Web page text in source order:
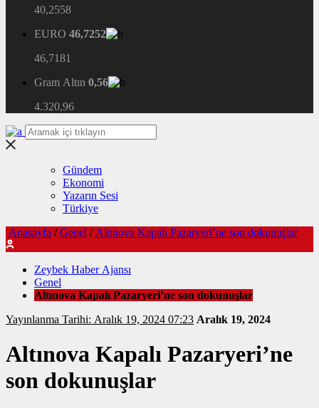
40,2558
EURO 46,7252
46,7181
Gram Altın 0,56
4.320,96
Gündem
Ekonomi
Yazarın Sesi
Türkiye
Anasayfa / Genel / Altınova Kapalı Pazaryeri’ne son dokunuşlar
Zeybek Haber Ajansı
Genel
Altınova Kapalı Pazaryeri’ne son dokunuşlar
Yayınlanma Tarihi: Aralık 19, 2024 07:23 Aralık 19, 2024
Altınova Kapalı Pazaryeri’ne
son dokunuşlar